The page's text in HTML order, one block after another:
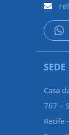
SEDE
Casa
767 –
Recife